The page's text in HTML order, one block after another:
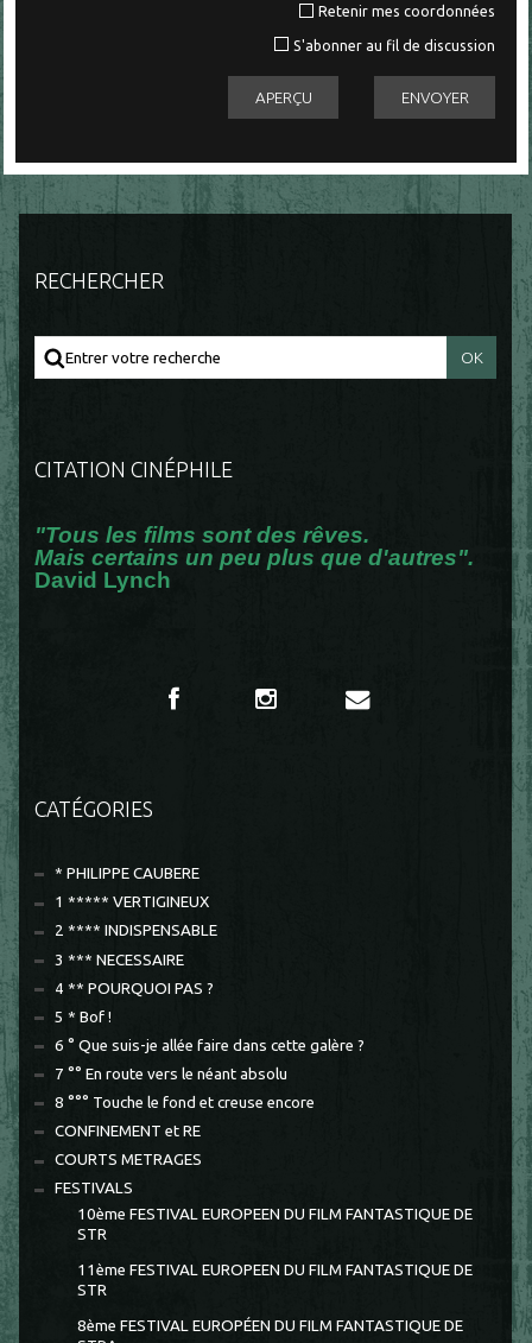
Retenir mes coordonnées
S'abonner au fil de discussion
RECHERCHER
CITATION CINÉPHILE
"Tous les films sont des rêves.
Mais certains un peu plus que d'autres".
David Lynch
CATÉGORIES
* PHILIPPE CAUBERE
1 ***** VERTIGINEUX
2 **** INDISPENSABLE
3 *** NECESSAIRE
4 ** POURQUOI PAS ?
5 * Bof !
6 ° Que suis-je allée faire dans cette galère ?
7 °° En route vers le néant absolu
8 °°° Touche le fond et creuse encore
CONFINEMENT et RE
COURTS METRAGES
FESTIVALS
10ème FESTIVAL EUROPEEN DU FILM FANTASTIQUE DE
STR
11ème FESTIVAL EUROPEEN DU FILM FANTASTIQUE DE
STR
8ème FESTIVAL EUROPÉEN DU FILM FANTASTIQUE DE